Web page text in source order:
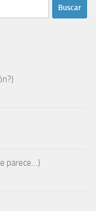
parece…)